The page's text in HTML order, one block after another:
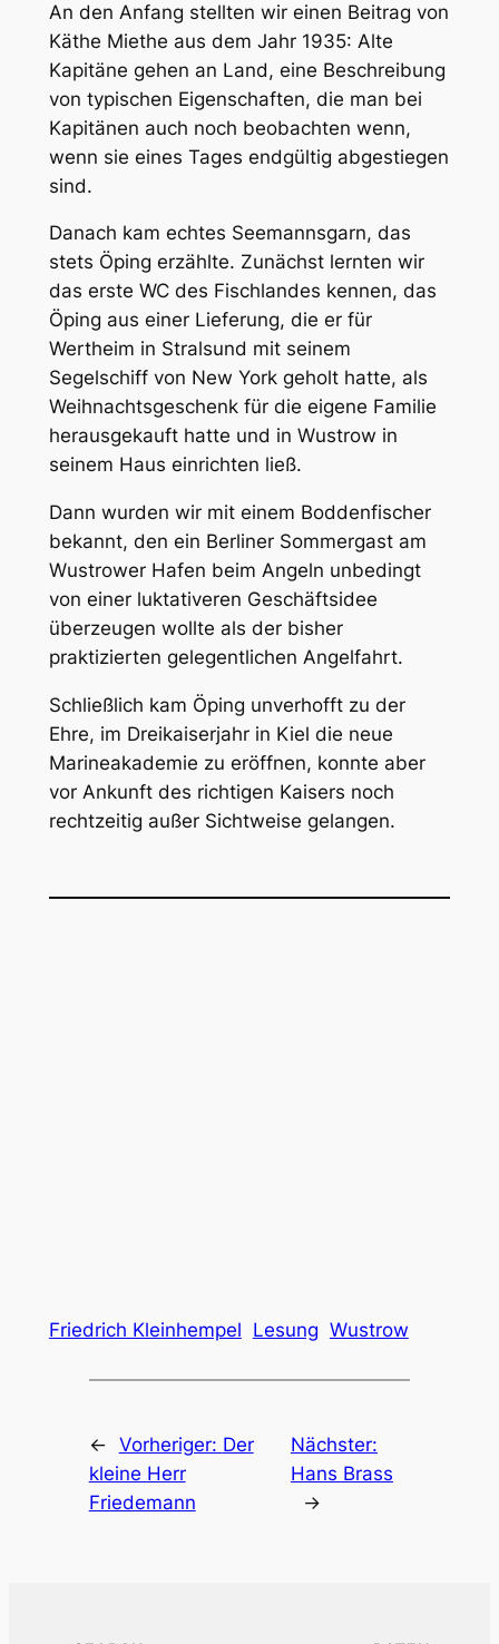
An den Anfang stellten wir einen Beitrag von
Käthe Miethe aus dem Jahr 1935: Alte
Kapitäne gehen an Land, eine Beschreibung
von typischen Eigenschaften, die man bei
Kapitänen auch noch beobachten wenn,
wenn sie eines Tages endgültig abgestiegen
sind.
Danach kam echtes Seemannsgarn, das
stets Öping erzählte. Zunächst lernten wir
das erste WC des Fischlandes kennen, das
Öping aus einer Lieferung, die er für
Wertheim in Stralsund mit seinem
Segelschiff von New York geholt hatte, als
Weihnachtsgeschenk für die eigene Familie
herausgekauft hatte und in Wustrow in
seinem Haus einrichten ließ.
Dann wurden wir mit einem Boddenfischer
bekannt, den ein Berliner Sommergast am
Wustrower Hafen beim Angeln unbedingt
von einer luktativeren Geschäftsidee
überzeugen wollte als der bisher
praktizierten gelegentlichen Angelfahrt.
Schließlich kam Öping unverhofft zu der
Ehre, im Dreikaiserjahr in Kiel die neue
Marineakademie zu eröffnen, konnte aber
vor Ankunft des richtigen Kaisers noch
rechtzeitig außer Sichtweise gelangen.
Friedrich Kleinhempel Lesung Wustrow
← Vorheriger: Der
kleine Herr
Friedemann
Nächster:
Hans Brass
→